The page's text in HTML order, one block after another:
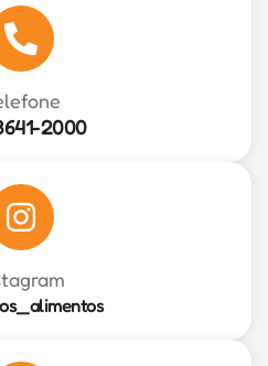
2000